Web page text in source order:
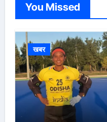
You Missed
खबर